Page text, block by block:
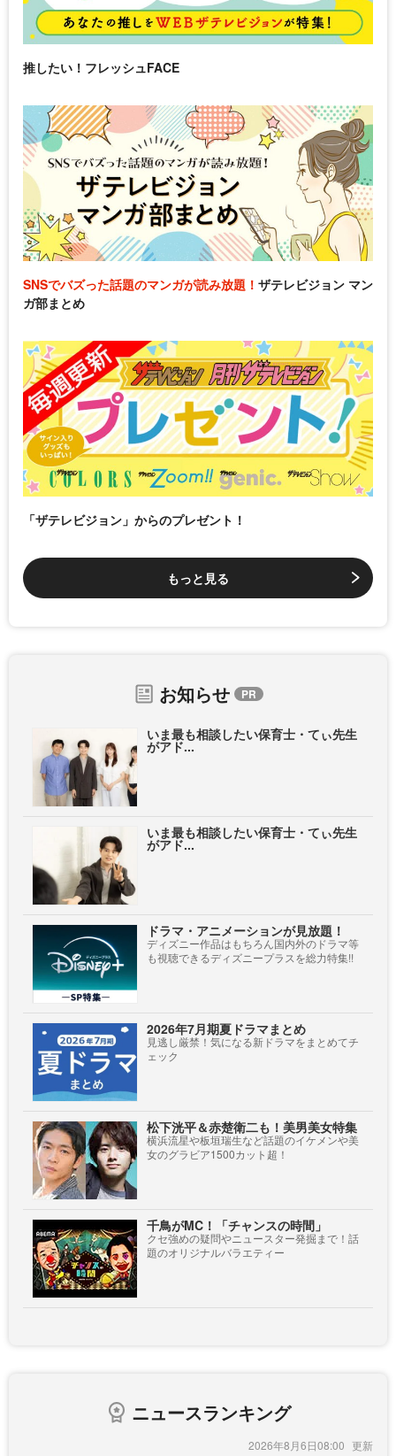
推したい！フレッシュFACE
SNSでバズった話題のマンガが読み放題！ ザテレビジョン マン
ガ部まとめ
「ザテレビジョン」からのプレゼント！
もっと見る
お知らせ
いま最も相談したい保育士・てぃ先生
がアド...
いま最も相談したい保育士・てぃ先生
がアド...
ドラマ・アニメーションが見放題！
ディズニー作品はもちろん国内外のドラマ等
も視聴できるディズニープラスを総力特集!!
2026年7月期夏ドラマまとめ
見逃し厳禁！気になる新ドラマをまとめてチ
ェック
松下洸平＆赤楚衛二も！美男美女特集
横浜流星や板垣瑞生など話題のイケメンや美
女のグラビア1500カット超！
千鳥がMC！「チャンスの時間」
クセ強めの疑問やニュースター発掘まで！話
題のオリジナルバラエティー
ニュースランキング
2026年8月6日08:00